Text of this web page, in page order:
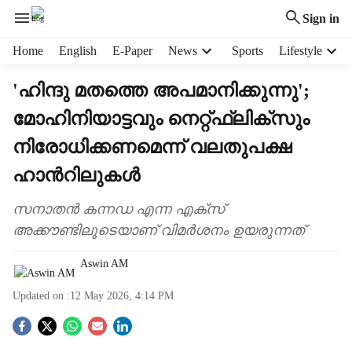
Sign in
Home English E-Paper News Sports Lifestyle
'ഹിന്ദു മതത്തെ അപമാനിക്കുന്നു';
മോഹിനിയാട്ടവും നെറ്റ്ഫ്ലിക്സും
നിരോധിക്കണമെന്ന് വലതുപക്ഷ
ഹാന്‍റിലുകൾ
സനാതൻ കന്നഡ എന്ന എക്സ്
അക്കൗണ്ടിലൂടെയാണ് വിമർശനം ഉയരുന്നത്
Aswin AM
Updated on :12 May 2026, 4:14 PM
S